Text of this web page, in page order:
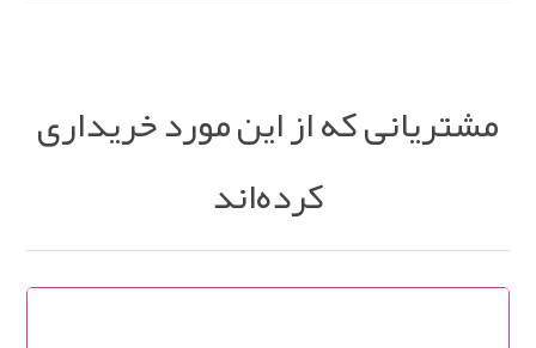
مشتریانی که از این مورد خریداری
کرده‌اند